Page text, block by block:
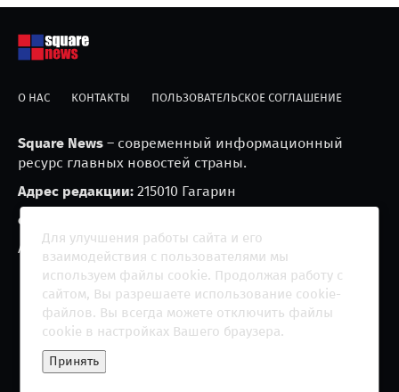
О НАС КОНТАКТЫ ПОЛЬЗОВАТЕЛЬСКОЕ СОГЛАШЕНИЕ
Square News – современный информационный
ресурс главных новостей страны.
Адрес редакции: 215010 Гагарин
e-mail:
Агрегатор новостей «Square news» (18+)
Copyright 2013 - ©
2026 All rights reserved | Сетевое
Для улучшения работы сайта и его
взаимодействия с пользователями мы
используем файлы cookie. Продолжая работу с
сайтом, Вы разрешаете использование cookie-
файлов. Вы всегда можете отключить файлы
cookie в настройках Вашего браузера.
Принять